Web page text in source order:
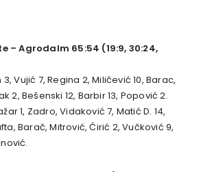
– Agrodalm 65:54 (19:9, 30:24,
3, Vujić 7, Regina 2, Miličević 10, Barac,
2, Bešenski 12, Barbir 13, Popović 2.
1, Zadro, Vidaković 7, Matić D. 14,
Barač, Mitrović, Ćirić 2, Vučković 9,